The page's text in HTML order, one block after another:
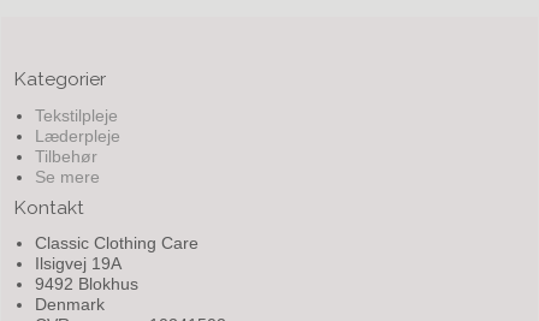
Kategorier
Tekstilpleje
Læderpleje
Tilbehør
Se mere
Kontakt
Classic Clothing Care
Ilsigvej 19A
9492 Blokhus
Denmark